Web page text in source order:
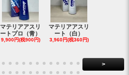
マテリアアスリ
ートプロ（青）
9,900円(税900円)
マテリアアスリ
ート（白）
3,960円(税360円)
>